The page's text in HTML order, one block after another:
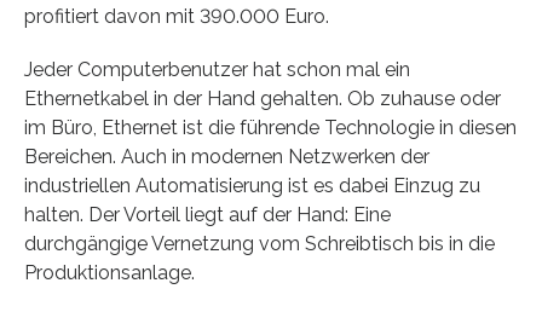
profitiert davon mit 390.000 Euro.
Jeder Computerbenutzer hat schon mal ein
Ethernetkabel in der Hand gehalten. Ob zuhause oder
im Büro, Ethernet ist die führende Technologie in diesen
Bereichen. Auch in modernen Netzwerken der
industriellen Automatisierung ist es dabei Einzug zu
halten. Der Vorteil liegt auf der Hand: Eine
durchgängige Vernetzung vom Schreibtisch bis in die
Produktionsanlage.